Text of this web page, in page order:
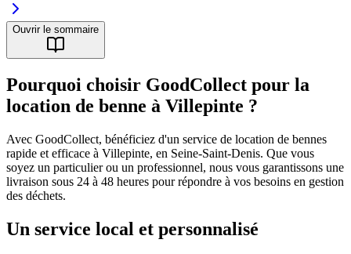
Ouvrir le sommaire
Pourquoi choisir GoodCollect pour la
location de benne à Villepinte ?
Avec GoodCollect, bénéficiez d'un service de location de bennes
rapide et efficace à Villepinte, en Seine-Saint-Denis. Que vous
soyez un particulier ou un professionnel, nous vous garantissons une
livraison sous 24 à 48 heures pour répondre à vos besoins en gestion
des déchets.
Un service local et personnalisé